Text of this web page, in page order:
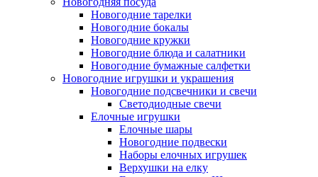
Новогодние тарелки
Новогодние бокалы
Новогодние кружки
Новогодние блюда и салатники
Новогодние бумажные салфетки
Новогодние игрушки и украшения
Новогодние подсвечники и свечи
Светодиодные свечи
Елочные игрушки
Елочные шары
Новогодние подвески
Наборы елочных игрушек
Верхушки на елку